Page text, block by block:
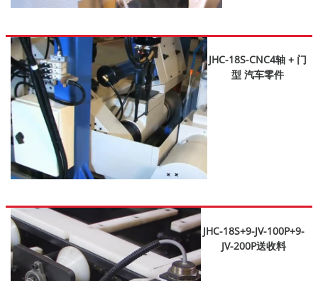
JHC-18S-CNC4轴 + 门
型 汽车零件
JHC-18S+9-JV-100P+9-
JV-200P送收料